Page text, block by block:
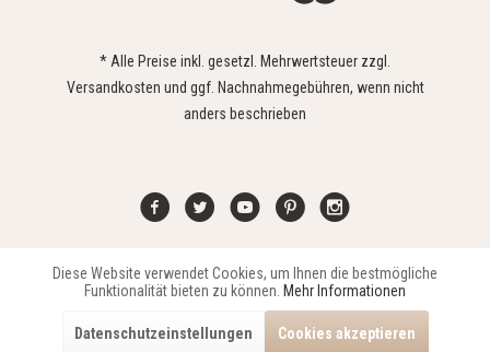
* Alle Preise inkl. gesetzl. Mehrwertsteuer zzgl.
Versandkosten und ggf. Nachnahmegebühren, wenn nicht
anders beschrieben
Kontakt Widerrufsrecht Impressum Versand Datenschutz
Copyright © 2021 Edona Design GmbH // DesignDupp GmbH
Funktionale Aktiv
Aktiv
Diese Website verwendet Cookies, um Ihnen die bestmögliche
Funktionalität bieten zu können. Mehr Informationen
Datenschutzeinstellungen Cookies akzeptieren